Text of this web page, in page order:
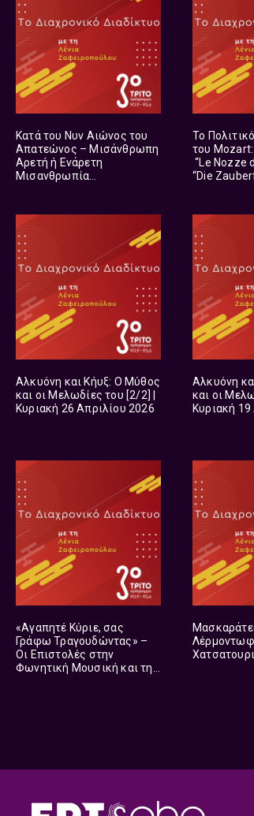
Κατά του Νυν Αιώνος του
Απατεώνος – Μισάνθρωπη
Αρετή ή Ενάρετη
Μισανθρωπία
Το
του
“Le Nozze
“Die
Αλκυόνη και Κήυξ: Ο Μύθος
και οι Μελωδίες του [2/2] |
Κυριακή 26 Απριλίου 2026
Αλκυόνη
και οι
Κυριακή
«Αγαπητέ Κύριε, σας
Γράφω Τραγουδώντας» –
Οι Επιστολές στην
Φωνητική Μουσική και την